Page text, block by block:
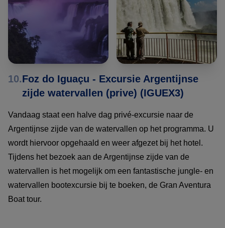
10.Foz do Iguaçu - Excursie Argentijnse
zijde watervallen (prive) (IGUEX3)
Vandaag staat een halve dag privé-excursie naar de
Argentijnse zijde van de watervallen op het programma. U
wordt hiervoor opgehaald en weer afgezet bij het hotel.
Tijdens het bezoek aan de Argentijnse zijde van de
watervallen is het mogelijk om een fantastische jungle- en
watervallen bootexcursie bij te boeken, de Gran Aventura
Boat tour.